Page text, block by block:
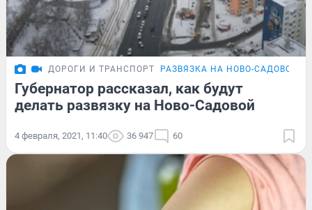
ДОРОГИ И ТРАНСПОРТ РАЗВЯЗКА НА НОВО-САДОВОЙ
Губернатор рассказал, как будут
делать развязку на Ново-Садовой
4 февраля, 2021, 11:40 36 947 60